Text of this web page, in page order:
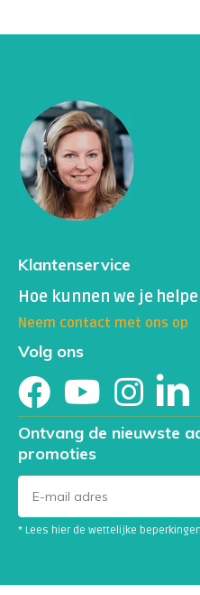
Klantenservice
Hoe kunnen we je
Neem contact met ons op
Volg ons
Ontvang de nieuwste
promoties
* Lees hier de wettelijke beperkingen